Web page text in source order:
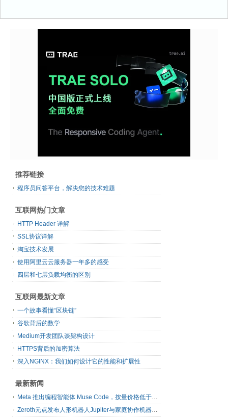
推荐链接
程序员问答平台，解决您的技术难题
互联网热门文章
HTTP Header 详解
SSL协议详解
淘宝技术发展
使用阿里云云服务器一年多的感受
四层和七层负载均衡的区别
互联网最新文章
一个故事看懂“区块链”
谷歌背后的数学
Medium开发团队谈架构设计
HTTPS背后的加密算法
深入NGINX：我们如何设计它的性能和扩展性
最新新闻
Meta 推出编程智能体 Muse Code，按量价格低于主流同类工具
Zeroth元点发布人形机器人Jupiter与家庭协作机器人N1